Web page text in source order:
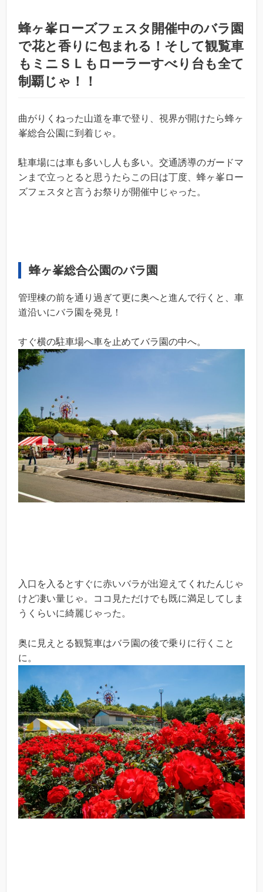
蜂ヶ峯ローズフェスタ開催中のバラ園
で花と香りに包まれる！そして観覧車
もミニＳＬもローラーすべり台も全て
制覇じゃ！！
曲がりくねった山道を車で登り、視界が開けたら蜂ヶ
峯総合公園に到着じゃ。
駐車場には車も多いし人も多い。交通誘導のガードマ
ンまで立っとると思うたらこの日は丁度、蜂ヶ峯ロー
ズフェスタと言うお祭りが開催中じゃった。
蜂ヶ峯総合公園のバラ園
管理棟の前を通り過ぎて更に奥へと進んで行くと、車
道沿いにバラ園を発見！
すぐ横の駐車場へ車を止めてバラ園の中へ。
入口を入るとすぐに赤いバラが出迎えてくれたんじゃ
けど凄い量じゃ。ココ見ただけでも既に満足してしま
うくらいに綺麗じゃった。
奥に見えとる観覧車はバラ園の後で乗りに行くこと
に。